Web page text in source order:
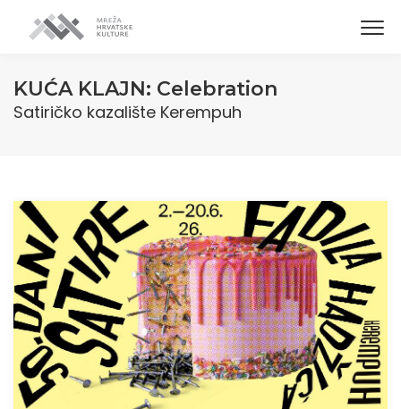
KUĆA KLAJN: Celebration
Satiričko kazalište Kerempuh